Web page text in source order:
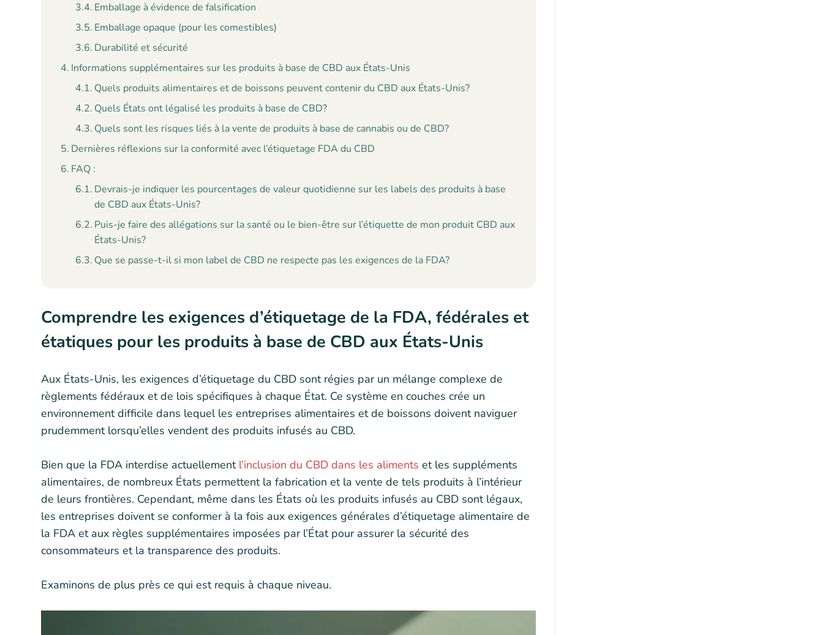
Emballage à évidence de falsification
Emballage opaque (pour les comestibles)
Durabilité et sécurité
Informations supplémentaires sur les produits à base de CBD aux États-Unis
Quels produits alimentaires et de boissons peuvent contenir du CBD aux États-Unis?
Quels États ont légalisé les produits à base de CBD?
Quels sont les risques liés à la vente de produits à base de cannabis ou de CBD?
Dernières réflexions sur la conformité avec l’étiquetage FDA du CBD
FAQ :
Devrais-je indiquer les pourcentages de valeur quotidienne sur les labels des produits à base
de CBD aux États-Unis?
Puis-je faire des allégations sur la santé ou le bien-être sur l’étiquette de mon produit CBD aux
États-Unis?
Que se passe-t-il si mon label de CBD ne respecte pas les exigences de la FDA?
Comprendre les exigences d’étiquetage de la FDA, fédérales et
étatiques pour les produits à base de CBD aux États-Unis
Aux États-Unis, les exigences d’étiquetage du CBD sont régies par un mélange complexe de
règlements fédéraux et de lois spécifiques à chaque État. Ce système en couches crée un
environnement difficile dans lequel les entreprises alimentaires et de boissons doivent naviguer
prudemment lorsqu’elles vendent des produits infusés au CBD.
Bien que la FDA interdise actuellement l’inclusion du CBD dans les aliments et les suppléments
alimentaires, de nombreux États permettent la fabrication et la vente de tels produits à l’intérieur
de leurs frontières. Cependant, même dans les États où les produits infusés au CBD sont légaux,
les entreprises doivent se conformer à la fois aux exigences générales d’étiquetage alimentaire de
la FDA et aux règles supplémentaires imposées par l’État pour assurer la sécurité des
consommateurs et la transparence des produits.
Examinons de plus près ce qui est requis à chaque niveau.